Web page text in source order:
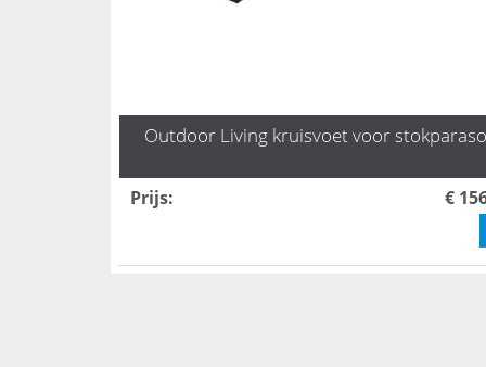
Outdoor Living kruisvoet voor
Prijs: €